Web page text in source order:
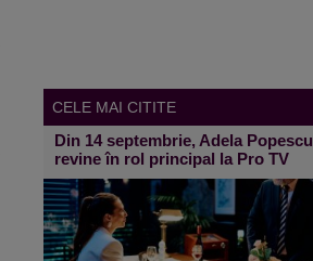
CELE MAI CITITE
Din 14 septembrie, Adela Popescu
revine în rol principal la Pro TV